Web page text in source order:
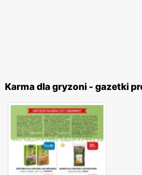
Karma dla gryzoni - gazetki